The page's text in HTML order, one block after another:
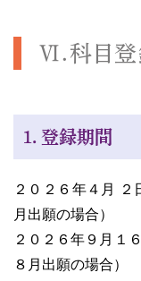
Ⅵ.科目登
１．登録期間
２０２６年４月 ２
月出願の場合）
２０２６年９月１
８月出願の場合）